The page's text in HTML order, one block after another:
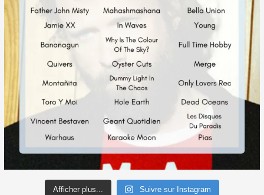
Afficher plus... Suivre sur Instagram